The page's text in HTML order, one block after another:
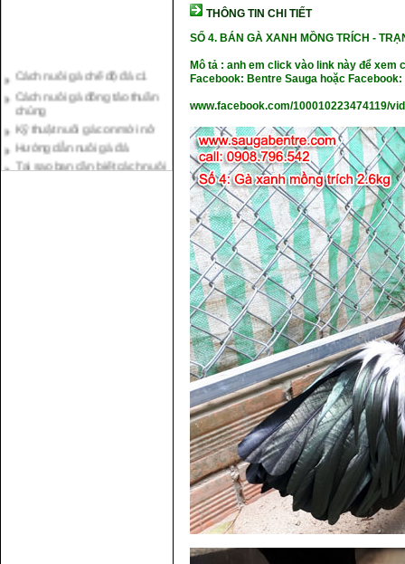
Cách nuôi gà đông tảo thuần
Kỹ thuật nuôi gà con mới nở
Hướng dẫn nuôi gà đá
Tại sao bạn cần biết cách nuôi
gà chọi ?
THÔNG TIN CHI TIẾT
SỐ 4. BÁN GÀ XANH MỒNG TRÍCH -
Mô tả : anh em click vào link này để
Facebook: Bentre Sauga hoặc Facebook:
www.facebook.com/100010223474119/